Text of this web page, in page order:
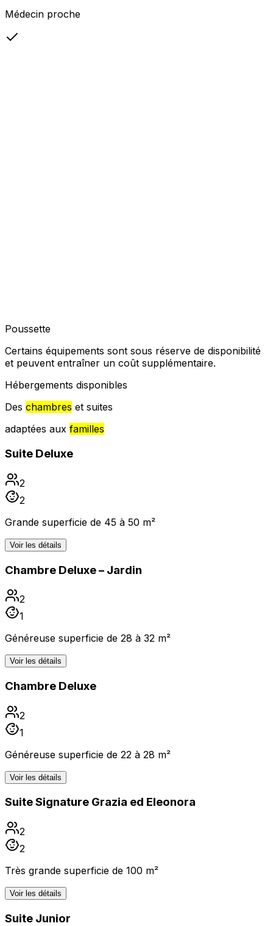
Médecin proche
Poussette
Certains équipements sont sous réserve de disponibilité
et peuvent entraîner un coût supplémentaire.
Hébergements disponibles
Des chambres et suites
adaptées aux familles
Suite Deluxe
2
2
Grande superficie de 45 à 50 m²
Voir les détails
Chambre Deluxe – Jardin
2
1
Généreuse superficie de 28 à 32 m²
Voir les détails
Chambre Deluxe
2
1
Généreuse superficie de 22 à 28 m²
Voir les détails
Suite Signature Grazia ed Eleonora
2
2
Très grande superficie de 100 m²
Voir les détails
Suite Junior